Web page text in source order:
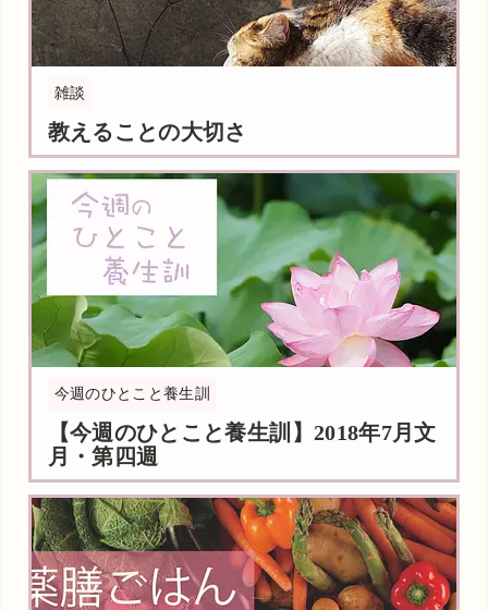
雑談
教えることの大切さ
今週のひとこと養生訓
【今週のひとこと養生訓】2018年7月文
月・第四週